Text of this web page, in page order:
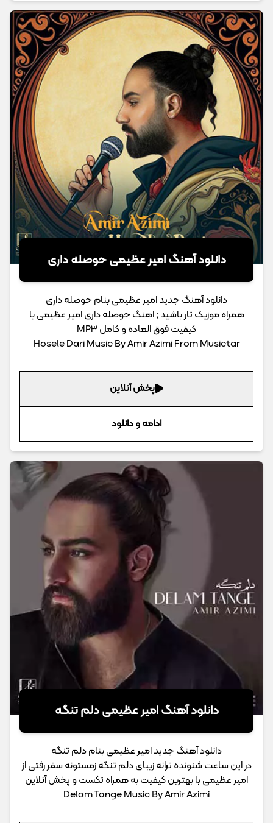
دانلود آهنگ امیر عظیمی حوصله داری
دانلود آهنگ جدید امیر عظیمی بنام حوصله داری
همراه موزیک تار باشید ; اهنگ حوصله داری امیر عظیمی با
کیفیت فوق العاده و کامل MP3
Hosele Dari Music By Amir Azimi From Musictar
پخش آنلاین
ادامه و دانلود
دانلود آهنگ امیر عظیمی دلم تنگه
دانلود آهنگ جدید امیر عظیمی بنام دلم تنگه
در این ساعت شنونده ترانه زیبای دلم تنگه زمستونه سفر رفتی از
امیر عظیمی با بهترین کیفیت به همراه تکست و پخش آنلاین
Delam Tange Music By Amir Azimi